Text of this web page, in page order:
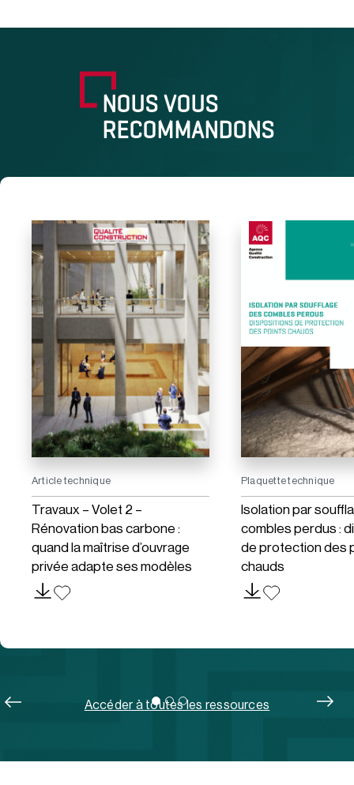
NOUS VOUS
RECOMMANDONS
Article technique
Travaux – Volet 2 –
Rénovation bas carbone :
quand la maîtrise d’ouvrage
privée adapte ses modèles
Plaquette technique
Isolation par
combles perdus :
de protection des
chauds
Accéder à toutes les ressources